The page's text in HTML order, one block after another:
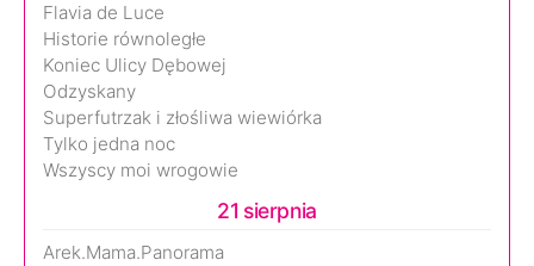
Flavia de Luce
Historie równoległe
Koniec Ulicy Dębowej
Odzyskany
Superfutrzak i złośliwa wiewiórka
Tylko jedna noc
Wszyscy moi wrogowie
21 sierpnia
Arek.Mama.Panorama